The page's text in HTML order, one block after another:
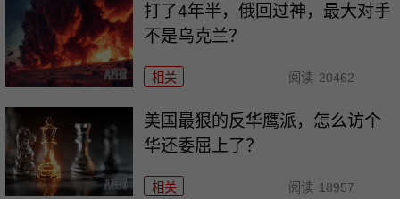
打了4年半，俄回过神，最大对手
不是乌克兰？
相关 阅读 20462
美国最狠的反华鹰派，怎么访个
华还委屈上了？
相关 阅读 18957